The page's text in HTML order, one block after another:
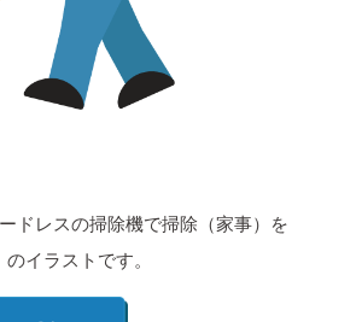
ドレスの掃除機で掃除（家事）を
イラストです。